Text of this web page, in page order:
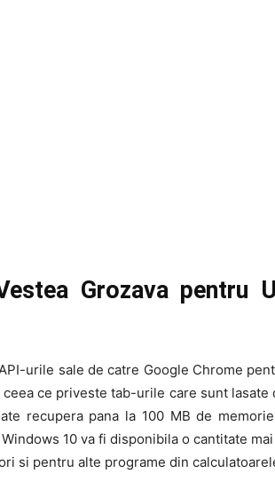
Grozava pentru
urile sale de catre Google Chrome
ce priveste tab-urile care sunt lasate
recupera pana la 100 MB de
10 va fi disponibila o cantitate
si pentru alte programe din